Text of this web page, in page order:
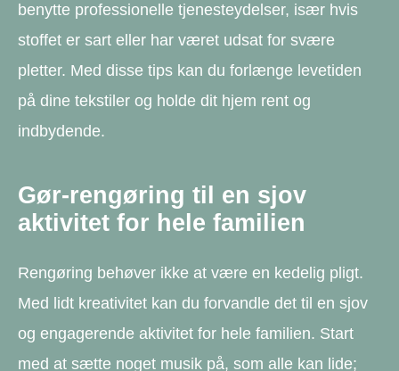
benytte professionelle tjenesteydelser, især hvis
stoffet er sart eller har været udsat for svære
pletter. Med disse tips kan du forlænge levetiden
på dine tekstiler og holde dit hjem rent og
indbydende.
Gør-rengøring til en sjov
aktivitet for hele familien
Rengøring behøver ikke at være en kedelig pligt.
Med lidt kreativitet kan du forvandle det til en sjov
og engagerende aktivitet for hele familien. Start
med at sætte noget musik på, som alle kan lide;